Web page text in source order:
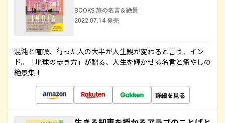
BOOKS 旅の名言＆絶景
2022.07.14 発売
混沌と喧噪、行った人の大半が人生観が変わると言う、イン
ド。「地球の歩き方」が贈る、人生を輝かせる名言と癒やしの
絶景集！
詳細を見る